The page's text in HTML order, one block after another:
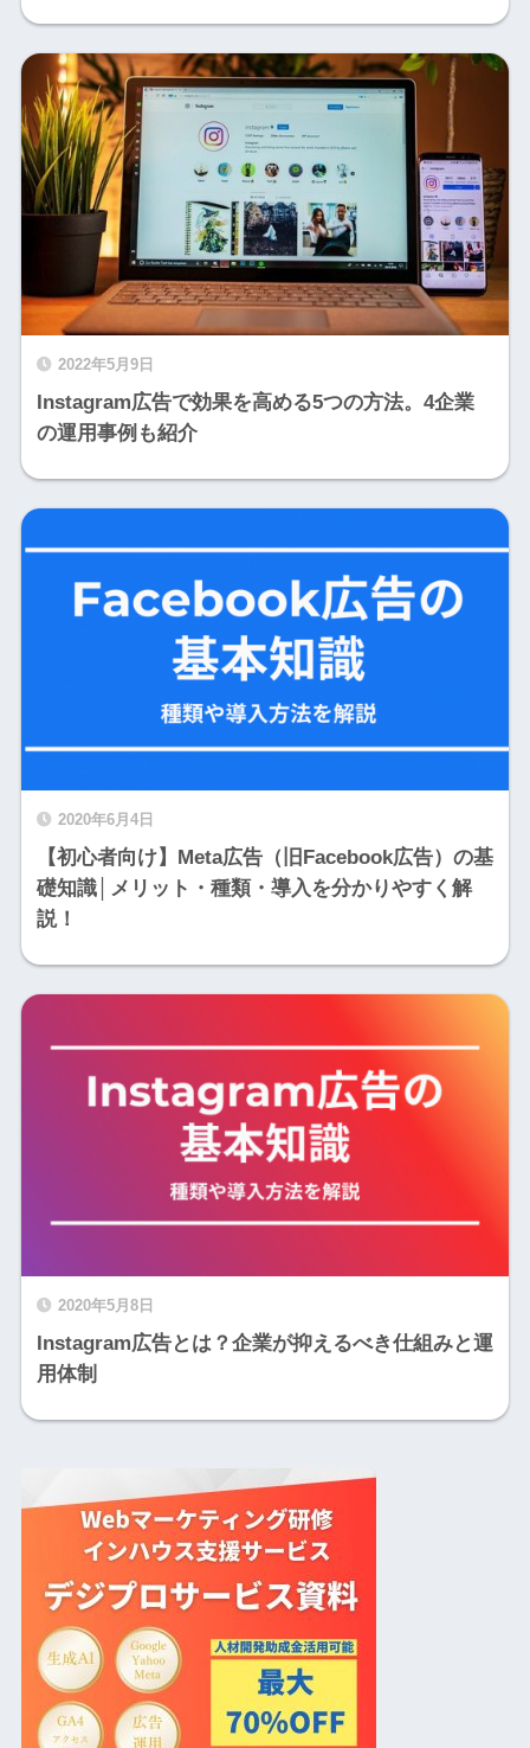
2022年5月9日
Instagram広告で効果を高める5つの方法。4企業
の運用事例も紹介
2020年6月4日
【初心者向け】Meta広告（旧Facebook広告）の基
礎知識│メリット・種類・導入を分かりやすく解
説！
2020年5月8日
Instagram広告とは？企業が抑えるべき仕組みと運
用体制